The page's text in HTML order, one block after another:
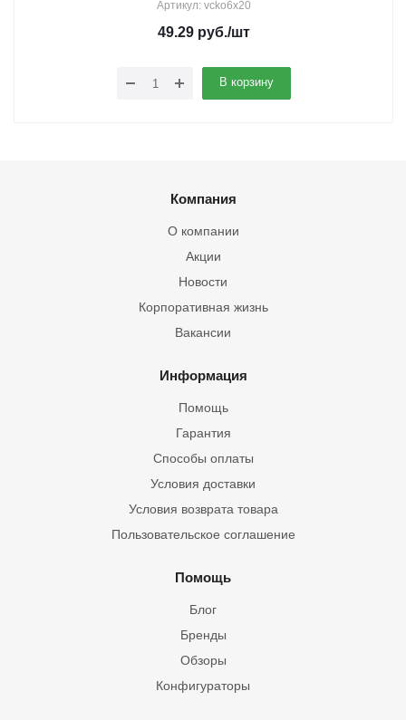
Артикул: vcko6x20
49.29 руб./шт
В корзину
Компания
О компании
Акции
Новости
Корпоративная жизнь
Вакансии
Информация
Помощь
Гарантия
Способы оплаты
Условия доставки
Условия возврата товара
Пользовательское соглашение
Помощь
Блог
Бренды
Обзоры
Конфигураторы